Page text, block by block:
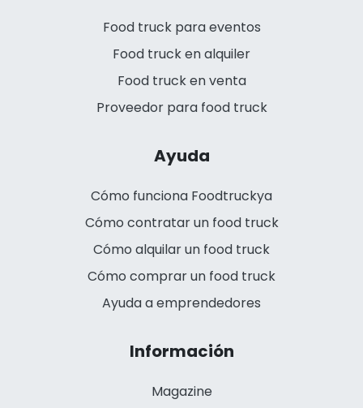
Food truck para eventos
Food truck en alquiler
Food truck en venta
Proveedor para food truck
Ayuda
Cómo funciona Foodtruckya
Cómo contratar un food truck
Cómo alquilar un food truck
Cómo comprar un food truck
Ayuda a emprendedores
Información
Magazine